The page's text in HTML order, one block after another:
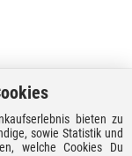
bieten zu
sowie Statistik und
welche Cookies Du